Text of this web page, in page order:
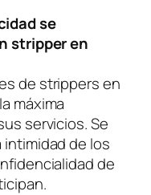
se
⁣stripper en
de strippers en
máxima
servicios. ​Se
de los
de